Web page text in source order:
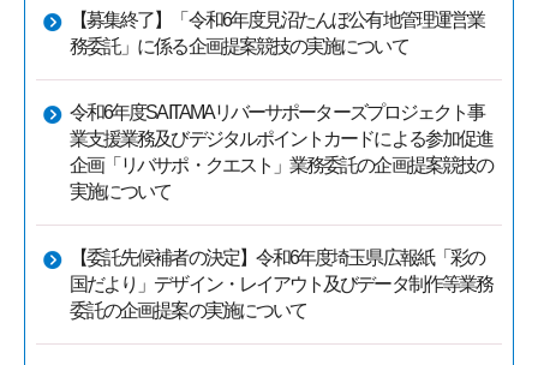
【募集終了】「令和6年度見沼たんぼ公有地管理運営業
務委託」に係る企画提案競技の実施について
令和6年度SAITAMAリバーサポーターズプロジェクト事
業支援業務及びデジタルポイントカードによる参加促進
企画「リバサポ・クエスト」業務委託の企画提案競技の
実施について
【委託先候補者の決定】令和6年度埼玉県広報紙「彩の
国だより」デザイン・レイアウト及びデータ制作等業務
委託の企画提案の実施について